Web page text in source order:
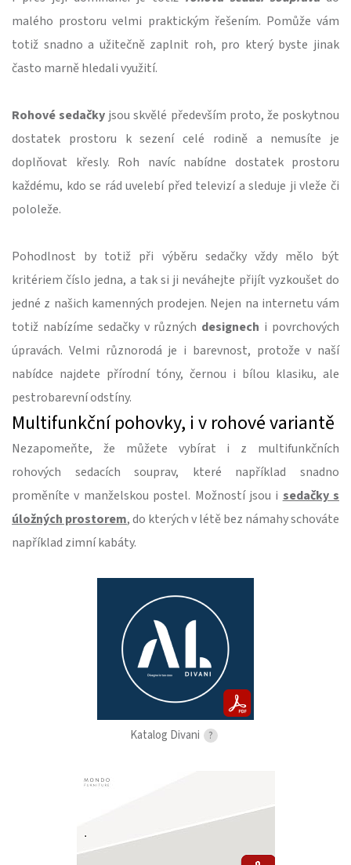
Katalog Divani ?
malého prostoru velmi praktickým řešením. Pomůže vám
totiž snadno a užitečně zaplnit roh, pro který byste jinak
často marně hledali využití.
Rohové sedačky jsou skvělé především proto, že poskytnou
dostatek prostoru k sezení celé rodině a nemusíte je
doplňovat křesly. Roh navíc nabídne dostatek prostoru
každému, kdo se rád uvelebí před televizí a sleduje ji vleže či
pololeže.
Pohodlnost by totiž při výběru sedačky vždy mělo být
kritériem číslo jedna, a tak si ji neváhejte přijít vyzkoušet do
jedné z našich kamenných prodejen. Nejen na internetu vám
totiž nabízíme sedačky v různých designech i povrchových
úpravách. Velmi různorodá je i barevnost, protože v naší
nabídce najdete přírodní tóny, černou i bílou klasiku, ale
pestrobarevní odstíny.
Multifunkční pohovky, i v rohové variantě
Nezapomeňte, že můžete vybírat i z multifunkčních
rohových sedacích souprav, které například snadno
proměníte v manželskou postel. Možností jsou i sedačky s
úložných prostorem, do kterých v létě bez námahy schováte
například zimní kabáty.